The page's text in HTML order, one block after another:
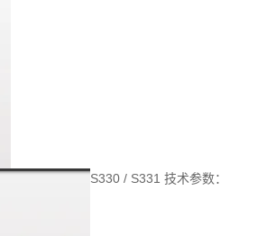
S330 / S331 技术参数：